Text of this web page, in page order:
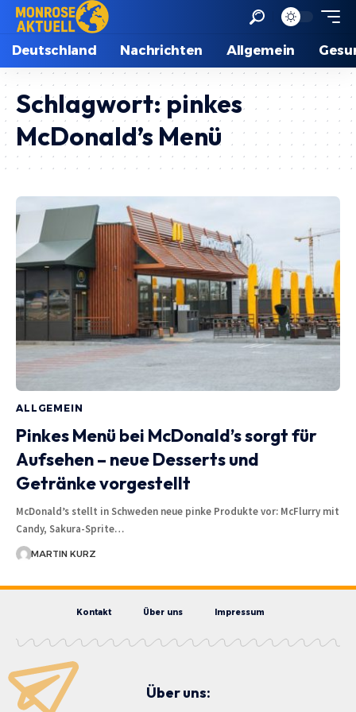
Deutschland Nachrichten Allgemein
Schlagwort: pinkes
McDonald’s Menü
ALLGEMEIN
Pinkes Menü bei McDonald’s sorgt für
Aufsehen – neue Desserts und
Getränke vorgestellt
McDonald’s stellt in Schweden neue pinke Produkte vor: McFlurry mit
Candy, Sakura-Sprite…
MARTIN KURZ
Kontakt Über uns Impressum
Über uns: